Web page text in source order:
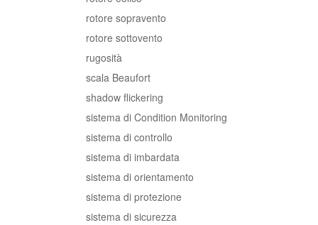
rotore sopravento
rotore sottovento
rugosità
scala Beaufort
shadow flickering
sistema di Condition Monitoring
sistema di controllo
sistema di imbardata
sistema di orientamento
sistema di protezione
sistema di sicurezza